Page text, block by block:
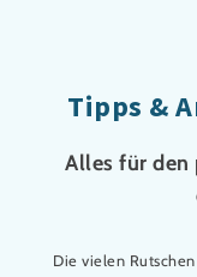
Tipps &
Alles für den
Die vielen